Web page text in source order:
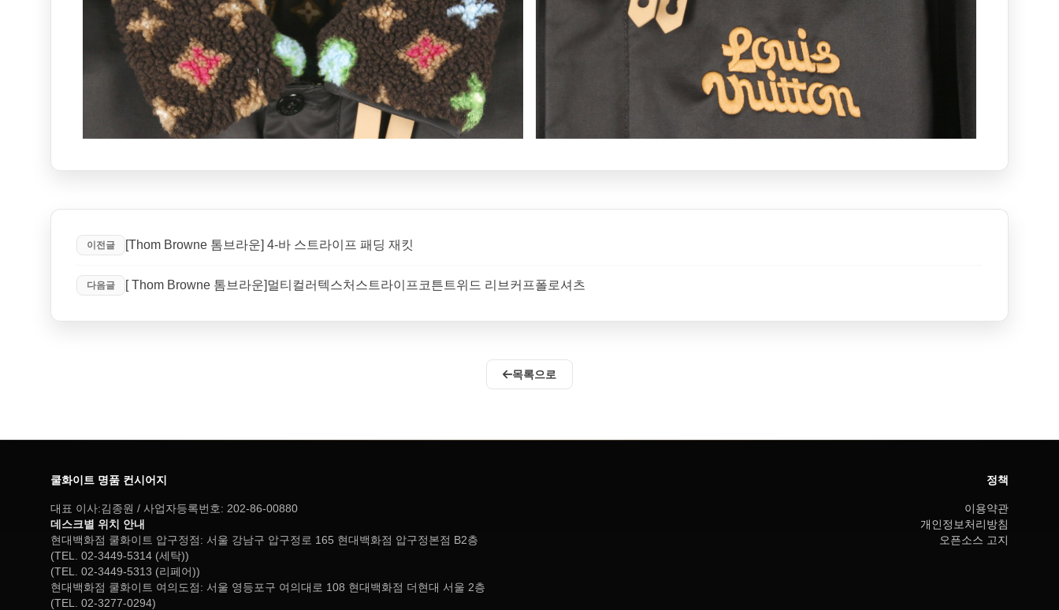
이전글 [Thom Browne 톰브라운] 4-바 스트라이프 패딩 재킷
다음글 [ Thom Browne 톰브라운]멀티컬러텍스처스트라이프코튼트위드 리브커프폴로셔츠
목록으로
쿨화이트 명품 컨시어지
대표 이사:김종원 / 사업자등록번호: 202-86-00880
데스크별 위치 안내
현대백화점 쿨화이트 압구정점: 서울 강남구 압구정로 165 현대백화점 압구정본점 B2층
(TEL. 02-3449-5314 (세탁))
(TEL. 02-3449-5313 (리페어))
현대백화점 쿨화이트 여의도점: 서울 영등포구 여의대로 108 현대백화점 더현대 서울 2층
(TEL. 02-3277-0294)
정책
이용약관
개인정보처리방침
오픈소스 고지